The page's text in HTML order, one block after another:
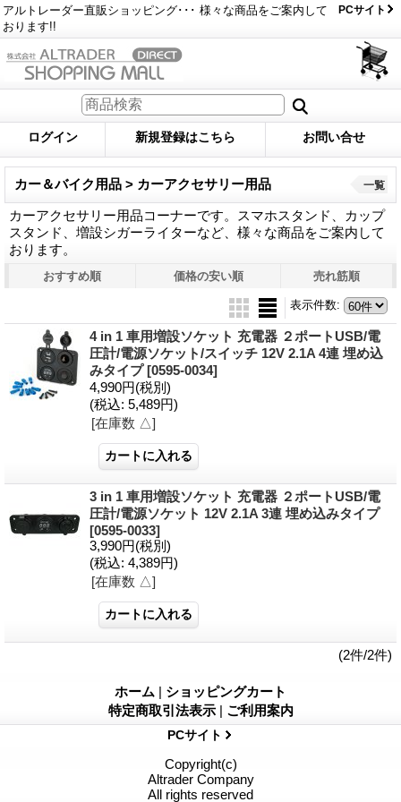
アルトレーダー直販ショッピング･･･ 様々な商品をご案内して
おります!!
PCサイト
ログイン 新規登録はこちら お問い合せ
カー＆バイク用品 > カーアクセサリー用品
カーアクセサリー用品コーナーです。スマホスタンド、カップ
スタンド、増設シガーライターなど、様々な商品をご案内して
おります。
一覧
おすすめ順 価格の安い順 売れ筋順
表示件数:
4 in 1 車用増設ソケット 充電器 ２ポートUSB/電
圧計/電源ソケット/スイッチ 12V 2.1A 4連 埋め込
みタイプ[0595-0034]
4,990円(税別)
(税込: 5,489円)
[在庫数 △]
3 in 1 車用増設ソケット 充電器 ２ポートUSB/電
圧計/電源ソケット 12V 2.1A 3連 埋め込みタイプ
[0595-0033]
3,990円(税別)
(税込: 4,389円)
[在庫数 △]
(2件/2件)
ホーム | ショッピングカート
特定商取引法表示 | ご利用案内
PCサイト
Copyright(c)
Altrader Company
All rights reserved